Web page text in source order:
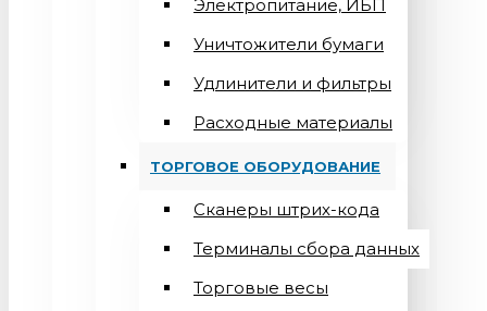
Электропитание, ИБП
Уничтожители бумаги
Удлинители и фильтры
Расходные материалы
ТОРГОВОЕ ОБОРУДОВАНИЕ
Сканеры штрих-кода
Терминалы сбора данных
Торговые весы